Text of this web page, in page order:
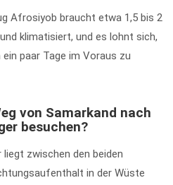
Afrosiyob braucht etwa 1,5 bis 2
klimatisiert, und es lohnt sich,
paar Tage im Voraus zu
von Samarkand nach
besuchen?
zwischen den beiden
in der Wüste